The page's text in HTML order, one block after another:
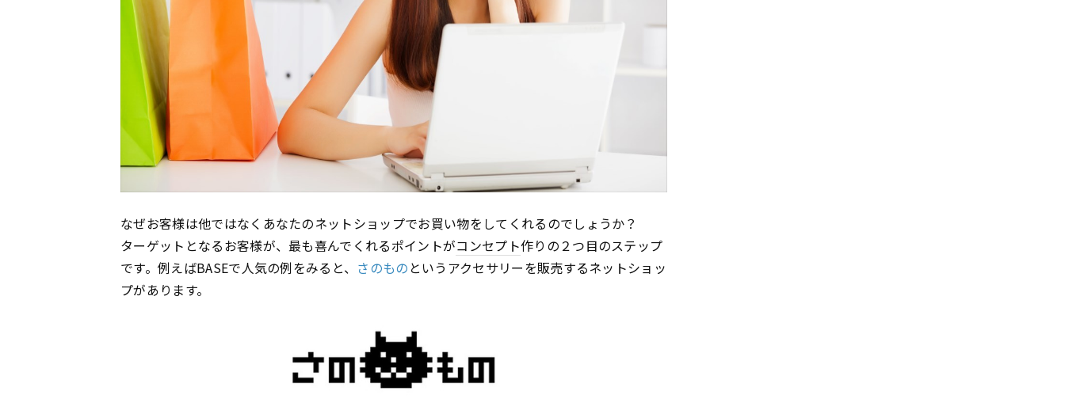
なぜお客様は他ではなくあなたのネットショップでお買い物をしてくれるのでしょうか？
ターゲットとなるお客様が、最も喜んでくれるポイントがコンセプト作りの２つ目のステップ
です。例えばBASEで人気の例をみると、 さのもの というアクセサリーを販売するネットショッ
プがあります。